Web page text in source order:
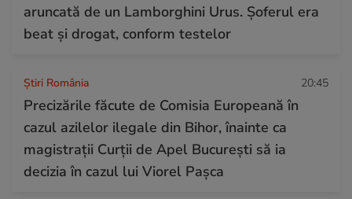
aruncată de un Lamborghini Urus. Șoferul era
beat și drogat, conform testelor
Știri România 20:45
Precizările făcute de Comisia Europeană în
cazul azilelor ilegale din Bihor, înainte ca
magistrații Curții de Apel București să ia
decizia în cazul lui Viorel Pașca